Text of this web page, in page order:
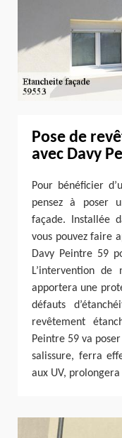
Pose de
avec Davy
Pour bénéficier
pensez à poser
façade. Installée
vous pouvez faire
Davy Peintre 59
L’intervention
apportera une
défauts
revêtement
Peintre 59 va
salissure, ferra
aux UV,